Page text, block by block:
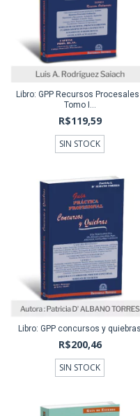
Libro: GPP Recursos Procesales
Tomo I...
R$119,59
SIN STOCK
Libro: GPP concursos y quiebras
R$200,46
SIN STOCK